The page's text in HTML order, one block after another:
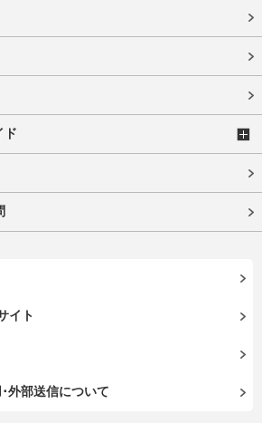
ド
イト
外部送信について